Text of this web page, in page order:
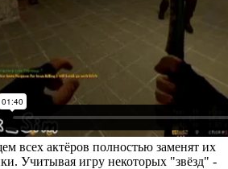
всех актёров полностью заменят их
Учитывая игру некоторых "звёзд" -